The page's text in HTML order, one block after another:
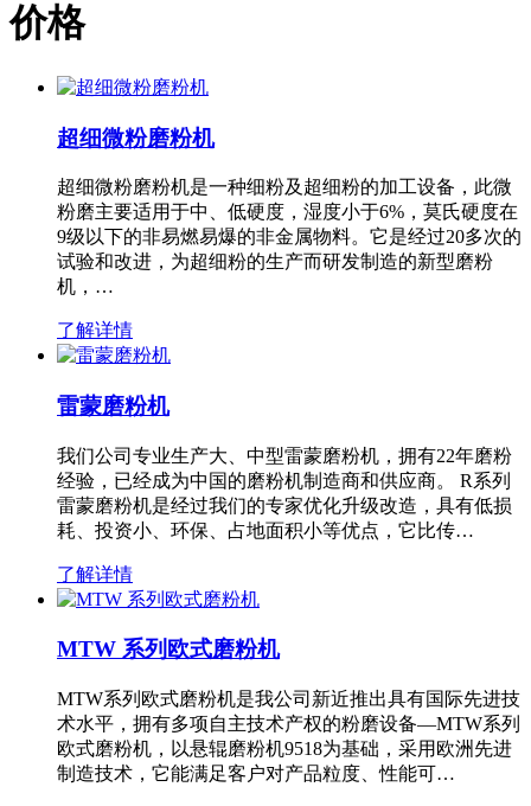
价格
超细微粉磨粉机
超细微粉磨粉机是一种细粉及超细粉的加工设备，此微
粉磨主要适用于中、低硬度，湿度小于6%，莫氏硬度在
9级以下的非易燃易爆的非金属物料。它是经过20多次的
试验和改进，为超细粉的生产而研发制造的新型磨粉
机，…
了解详情
雷蒙磨粉机
我们公司专业生产大、中型雷蒙磨粉机，拥有22年磨粉
经验，已经成为中国的磨粉机制造商和供应商。 R系列
雷蒙磨粉机是经过我们的专家优化升级改造，具有低损
耗、投资小、环保、占地面积小等优点，它比传…
了解详情
MTW 系列欧式磨粉机
MTW系列欧式磨粉机是我公司新近推出具有国际先进技
术水平，拥有多项自主技术产权的粉磨设备—MTW系列
欧式磨粉机，以悬辊磨粉机9518为基础，采用欧洲先进
制造技术，它能满足客户对产品粒度、性能可…